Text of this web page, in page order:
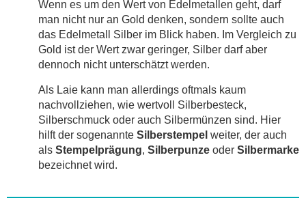
Wenn es um den Wert von Edelmetallen geht, darf
man nicht nur an Gold denken, sondern sollte auch
das Edelmetall Silber im Blick haben. Im Vergleich zu
Gold ist der Wert zwar geringer, Silber darf aber
dennoch nicht unterschätzt werden.
Als Laie kann man allerdings oftmals kaum
nachvollziehen, wie wertvoll Silberbesteck,
Silberschmuck oder auch Silbermünzen sind. Hier
hilft der sogenannte Silberstempel weiter, der auch
als Stempelprägung, Silberpunze oder Silbermarke
bezeichnet wird.